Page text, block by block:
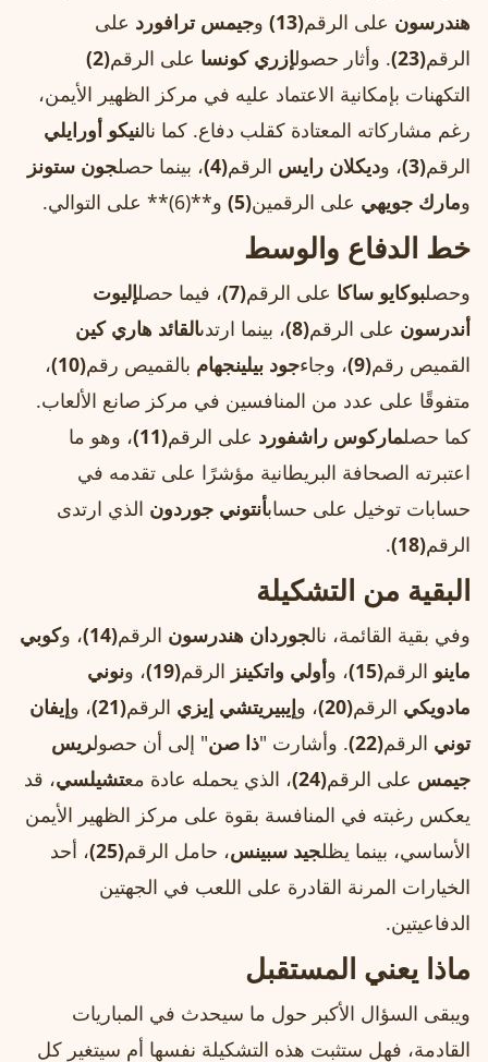
هندرسون على الرقم(13) وجيمس ترافورد على
الرقم(23) . وأثار حصولإزري كونسا على الرقم(2)
التكهنات بإمكانية الاعتماد عليه في مركز الظهير الأيمن،
رغم مشاركاته المعتادة كقلب دفاع. كما نالنيكو أورايلي
الرقم(3) ، وديكلان رايس الرقم(4) ، بينما حصلجون ستونز
ومارك جويهي على الرقمين(5) و**(6)** على التوالي.
خط الدفاع والوسط
وحصلبوكايو ساكا على الرقم(7) ، فيما حصلإليوت
أندرسون على الرقم(8) ، بينما ارتدىالقائد هاري كين
القميص رقم(9) ، وجاءجود بيلينجهام بالقميص رقم(10)
،
متفوقًا على عدد من المنافسين في مركز صانع الألعاب.
كما حصلماركوس راشفورد على الرقم(11)
، وهو ما
اعتبرته الصحافة البريطانية مؤشرًا على تقدمه في
حسابات توخيل على حسابأنتوني جوردون الذي ارتدى
الرقم(18)
.
البقية من التشكيلة
وفي بقية القائمة، نالجوردان هندرسون الرقم(14) ، وكوبي
ماينو الرقم(15) ، وأولي واتكينز الرقم(19) ، ونوني
مادويكي الرقم(20) ، وإيبيريتشي إيزي الرقم(21) ، وإيفان
توني الرقم(22) . وأشارت "ذا صن" إلى أن حصولريس
جيمس على الرقم(24) ، الذي يحمله عادة معتشيلسي، قد
يعكس رغبته في المنافسة بقوة على مركز الظهير الأيمن
الأساسي، بينما يظلجيد سبينس، حامل الرقم(25)
، أحد
الخيارات المرنة القادرة على اللعب في الجهتين
الدفاعيتين.
ماذا يعني المستقبل
ويبقى السؤال الأكبر حول ما سيحدث في المباريات
القادمة، فهل ستثبت هذه التشكيلة نفسها أم سيتغير كل